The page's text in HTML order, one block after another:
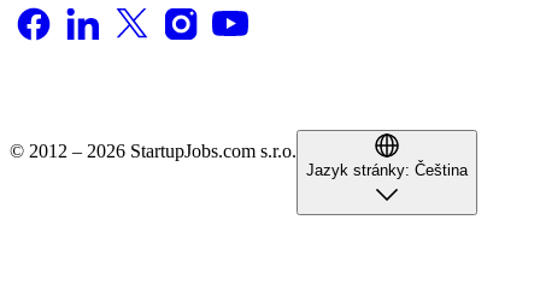
© 2012 – 2026 StartupJobs.com s.r.o.
Jazyk stránky: Čeština